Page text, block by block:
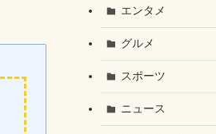
エンタメ
グルメ
スポーツ
ニュース